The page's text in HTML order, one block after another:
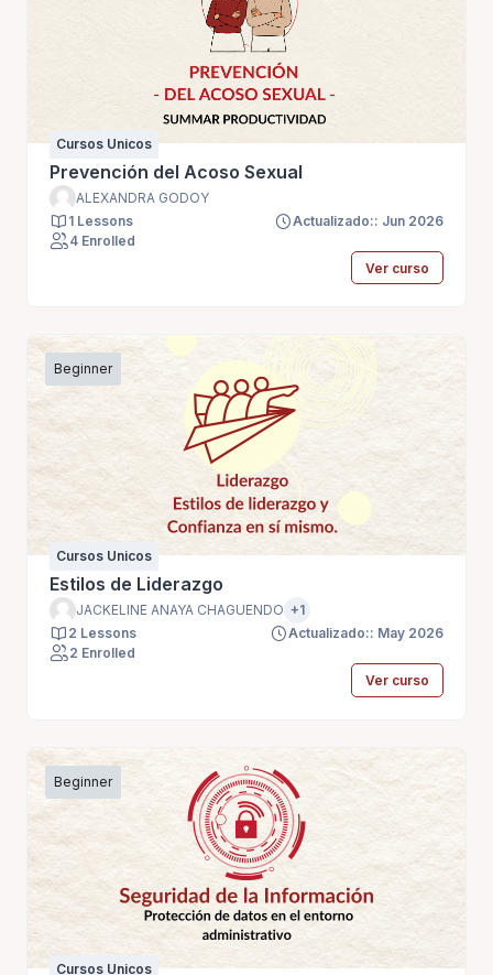
Cursos Unicos
Prevención del Acoso Sexual
ALEXANDRA GODOY
1 Lessons
Actualizado:: Jun 2026
4 Enrolled
Ver curso
Beginner
Cursos Unicos
Estilos de Liderazgo
JACKELINE ANAYA CHAGUENDO +1
2 Lessons
Actualizado:: May 2026
2 Enrolled
Ver curso
Beginner
Cursos Unicos